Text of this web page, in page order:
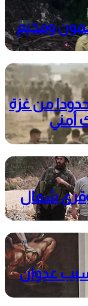
ومخيم
من غزة
أمني
شمال
عدوان